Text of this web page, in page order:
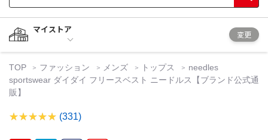
マイストア
変更
TOP ファッション メンズ トップス
needles
sportswear ダイダイ フリースベスト ニードルス【ブランド公式通
販】
(331)